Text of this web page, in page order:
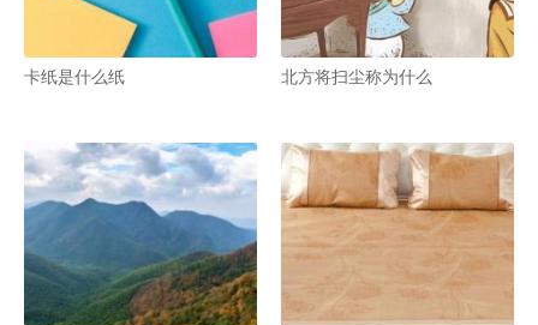
卡纸是什么纸 北方将扫尘称为什么